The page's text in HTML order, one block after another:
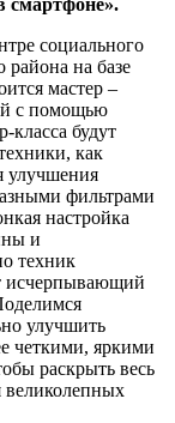
смартфоне».
социального
района на базе
мастер –
с помощью
класса будут
как
улучшения
фильтрами
настройка
и
техник
исчерпывающий
улучшить
четкими, яркими
раскрыть весь
великолепных